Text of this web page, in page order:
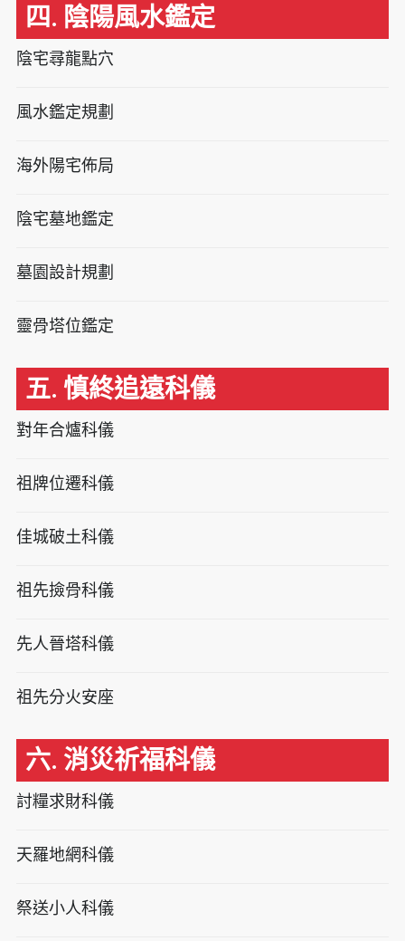
四. 陰陽風水鑑定
陰宅尋龍點穴
風水鑑定規劃
海外陽宅佈局
陰宅墓地鑑定
墓園設計規劃
靈骨塔位鑑定
五. 慎終追遠科儀
對年合爐科儀
祖牌位遷科儀
佳城破土科儀
祖先撿骨科儀
先人晉塔科儀
祖先分火安座
六. 消災祈福科儀
討糧求財科儀
天羅地網科儀
祭送小人科儀